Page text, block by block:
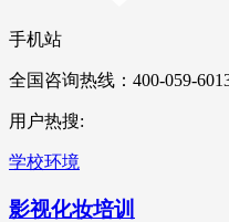
手机站
全国咨询热线：400-059-
用户热搜:
学校环境
影视化妆培训